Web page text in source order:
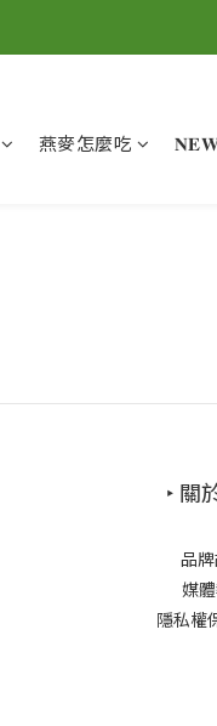
燕麥怎麼吃
‣ 關
品
媒
隱私權